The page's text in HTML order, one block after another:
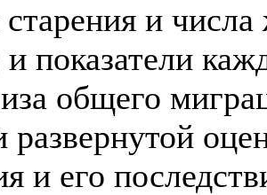
и
показатели
общего
развернутой
и его